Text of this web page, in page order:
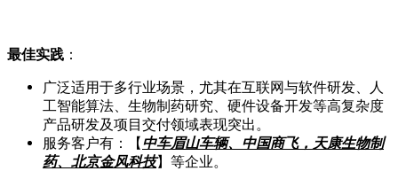
最佳实践 ：
广泛适用于多行业场景，尤其在互联网与软件研发、人
工智能算法、生物制药研究、硬件设备开发等高复杂度
产品研发及项目交付领域表现突出。
服务客户有：【中车眉山车辆、中国商飞， 天康生物制
药、 北京金风科技】等企业。